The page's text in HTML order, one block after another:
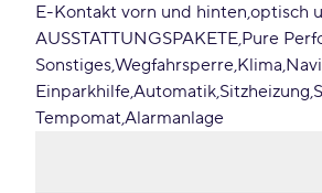
E-Kontakt vorn und hinten optisch
AUSSTATTUNGSPAKETE Pure
SonstigesWegfahrsperre Klima
EinparkhilfeAutomatik Sitzheizung
TempomatAlarmanlage